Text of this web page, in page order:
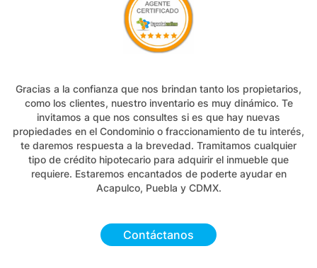
Gracias a la confianza que nos brindan tanto los propietarios,
como los clientes, nuestro inventario es muy dinámico. Te
invitamos a que nos consultes si es que hay nuevas
propiedades en el Condominio o fraccionamiento de tu interés,
te daremos respuesta a la brevedad. Tramitamos cualquier
tipo de crédito hipotecario para adquirir el inmueble que
requiere. Estaremos encantados de poderte ayudar en
Acapulco, Puebla y CDMX.
Contáctanos